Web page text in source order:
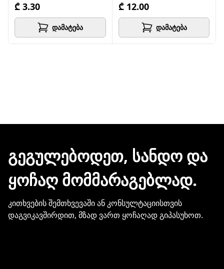
₾ 3.30
დამატება
₾ 12.00
დამატება
ᲒᲔᲒᲣᲚᲔᲑᲝᲓᲔᲗ, ᲡᲐᲜᲓᲝ ᲓᲐ
ᲧᲝᲩᲐᲦ ᲛᲝᲛᲛᲐᲠᲐᲒᲔᲑᲚᲐᲓ.
კითხვების შემთხვევაში ან კონსულტაციისთვის
დაგვიკავშირდით, მზად ვართ ყოჩაღად გიპასუხოთ.